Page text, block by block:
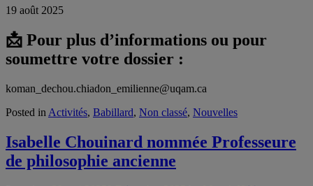
19 août 2025
📩 Pour plus d’informations ou pour
soumettre votre dossier :
koman_dechou.chiadon_emilienne@uqam.ca
Posted in Activités, Babillard, Non classé, Nouvelles
Isabelle Chouinard nommée Professeure
de philosophie ancienne